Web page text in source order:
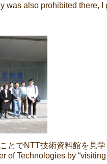
was also prohibited there,
とでNTT技術資料館を見学
Technologies by